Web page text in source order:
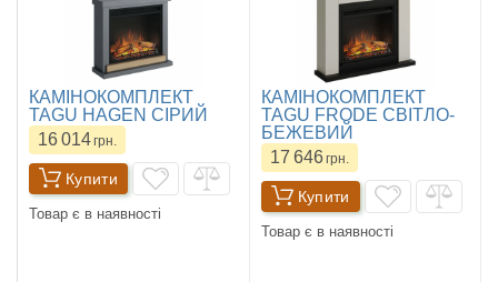
КАМІНОКОМПЛЕКТ
TAGU HAGEN СІРИЙ
16 014грн.
Купити
Товар є в наявності
КАМІНОКОМПЛЕКТ
TAGU FRODE СВІТЛО-
БЕЖЕВИЙ
17 646грн.
Купити
Товар є в наявності